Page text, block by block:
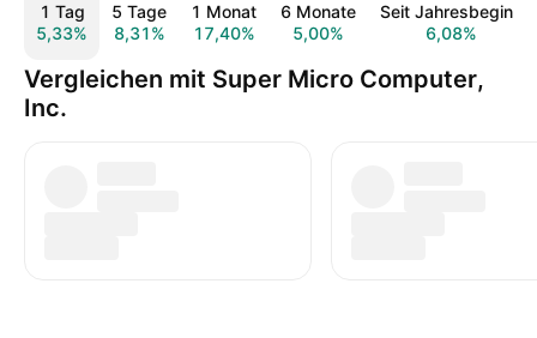
1 Tag
5,33%
5 Tage
8,31%
1 Monat
17,40%
6 Monate
5,00%
Seit Jahresbeginn
6,08%
Vergleichen mit Super Micro Computer,
Inc.